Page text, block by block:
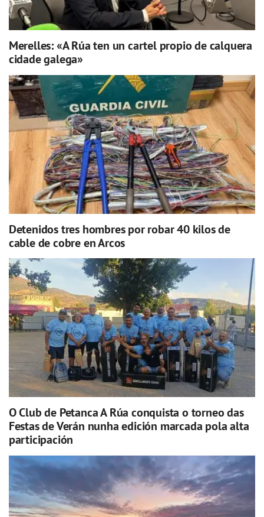
Merelles: «A Rúa ten un cartel propio de calquera
cidade galega»
Detenidos tres hombres por robar 40 kilos de
cable de cobre en Arcos
O Club de Petanca A Rúa conquista o torneo das
Festas de Verán nunha edición marcada pola alta
participación